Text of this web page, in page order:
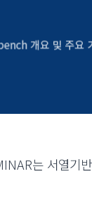
는 서열기